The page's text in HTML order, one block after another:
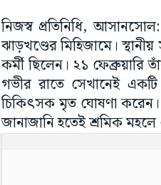
নিজস্ব প্রতিনিধি,
ঝাড়খণ্ডের মিহিজামে।
কর্মী ছিলেন। ২১ ফেব্রুয়ারি
গভীর রাতে সেখানেই একটি
চিকিৎসক মৃত ঘোষণা করেন।
জানাজানি হতেই শ্রমিক মহলে